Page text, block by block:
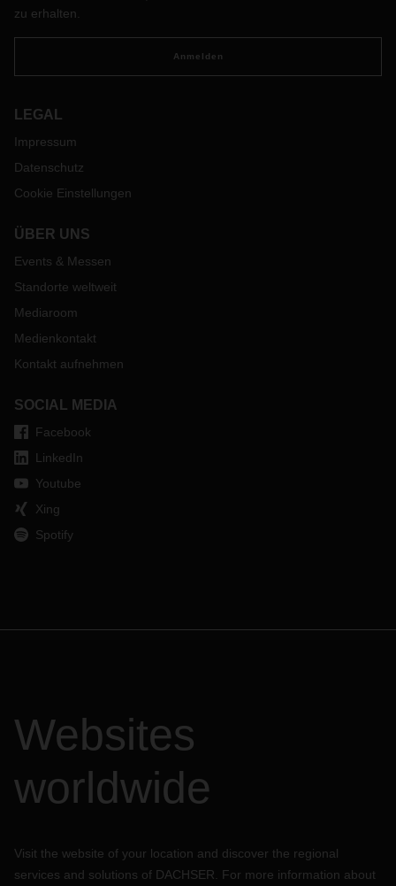
zu erhalten.
Anmelden
LEGAL
Impressum
Datenschutz
Cookie Einstellungen
ÜBER UNS
Events & Messen
Standorte weltweit
Mediaroom
Medienkontakt
Kontakt aufnehmen
SOCIAL MEDIA
Facebook
LinkedIn
Youtube
Xing
Spotify
Websites
worldwide
Visit the website of your location and discover the regional
services and solutions of DACHSER. For more information about